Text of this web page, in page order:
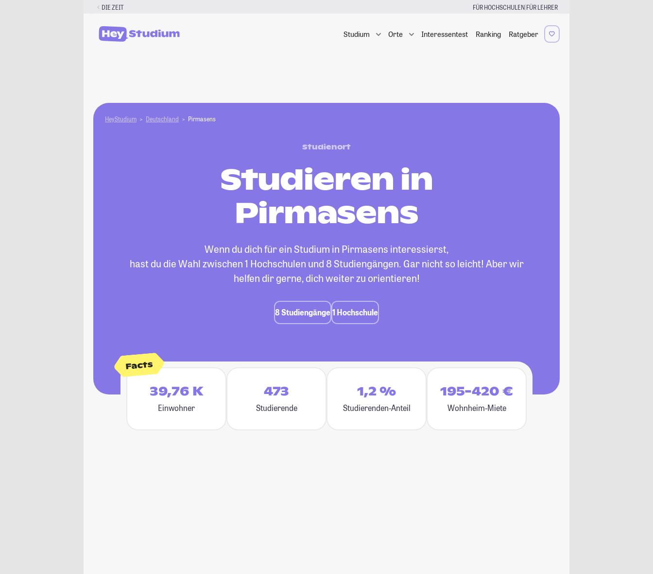
DIE ZEIT FÜR HOCHSCHULEN|FÜR LEHRER
Studium Orte Interessentest Ranking Ratgeber
HeyStudium Deutschland Pirmasens
Studienort
Studieren in
Pirmasens
Wenn du dich für ein Studium in Pirmasens interessierst,
hast du die Wahl zwischen 1 Hochschulen und 8 Studiengängen. Gar nicht so leicht! Aber wir
helfen dir gerne, dich weiter zu orientieren!
8 Studiengänge1 Hochschule
Facts
39,76 K
Einwohner
473
Studierende
1,2 %
Studierenden-Anteil
195-420 €
Wohnheim-Miete